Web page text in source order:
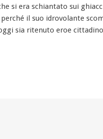
si era schiantato sui
il suo idrovolante
sia ritenuto eroe